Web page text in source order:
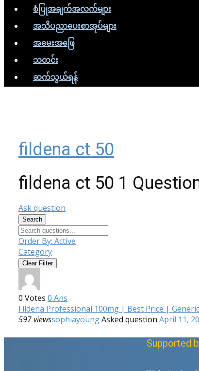
စံပြုအချက်အလက်များ
အသိပညာပေးစာအုပ်များ
အမေးအဖြေ
သတင်း
ဆက်သွယ်ရန်
fildena ct 50
fildena ct 50 1
Ask question
Search
Order By: Active
Category
Clear Filter
0 Votes 0 Ans
Fildena Professional 100mg | Best Price |
597 viewssophiayoungAsked question April 11,
Supported